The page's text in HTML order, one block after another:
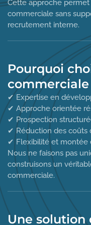
Cette approche
commerciale sans
recrutement interne.
Pourquoi
commerciale
✔ Expertise en
✔ Approche orientée
✔ Prospection
✔ Réduction des coûts
✔ Flexibilité et montée
Nous ne faisons pas
construisons un
commerciale.
Une